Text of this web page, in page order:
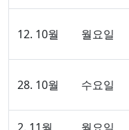
12. 10월 월요일
28. 10월 수요일